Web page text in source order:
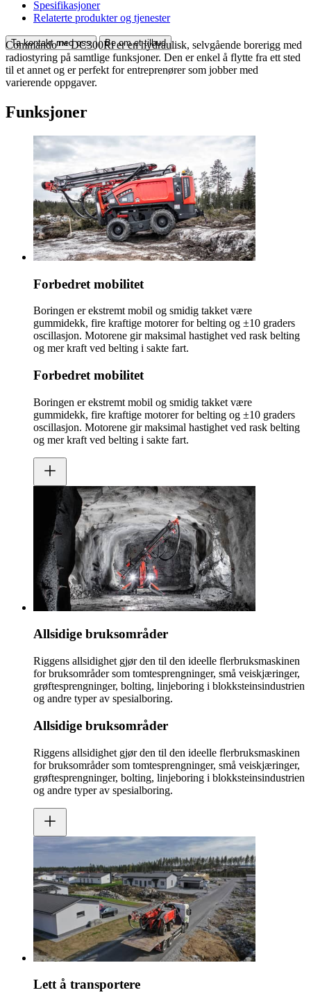
Spesifikasjoner
Relaterte produkter og tjenester
Ta kontakt med oss Be om et tilbud
Commando™ DC300Ri er en hydraulisk, selvgående borerigg med
radiostyring på samtlige funksjoner. Den er enkel å flytte fra ett sted
til et annet og er perfekt for entreprenører som jobber med
varierende oppgaver.
Funksjoner
Forbedret mobilitet
Boringen er ekstremt mobil og smidig takket være
gummidekk, fire kraftige motorer for belting og ±10 graders
oscillasjon. Motorene gir maksimal hastighet ved rask belting
og mer kraft ved belting i sakte fart.
Forbedret mobilitet
Boringen er ekstremt mobil og smidig takket være
gummidekk, fire kraftige motorer for belting og ±10 graders
oscillasjon. Motorene gir maksimal hastighet ved rask belting
og mer kraft ved belting i sakte fart.
Allsidige bruksområder
Riggens allsidighet gjør den til den ideelle flerbruksmaskinen
for bruksområder som tomtesprengninger, små veiskjæringer,
grøftesprengninger, bolting, linjeboring i blokksteinsindustrien
og andre typer av spesialboring.
Allsidige bruksområder
Riggens allsidighet gjør den til den ideelle flerbruksmaskinen
for bruksområder som tomtesprengninger, små veiskjæringer,
grøftesprengninger, bolting, linjeboring i blokksteinsindustrien
og andre typer av spesialboring.
Lett å transportere